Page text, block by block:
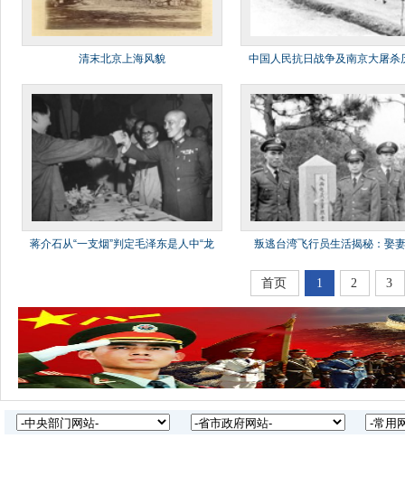
清末北京上海风貌
中国人民抗日战争及南京大屠杀
蒋介石从“一支烟”判定毛泽东是人中“龙
叛逃台湾飞行员生活揭秘：娶
首页 1 2 3